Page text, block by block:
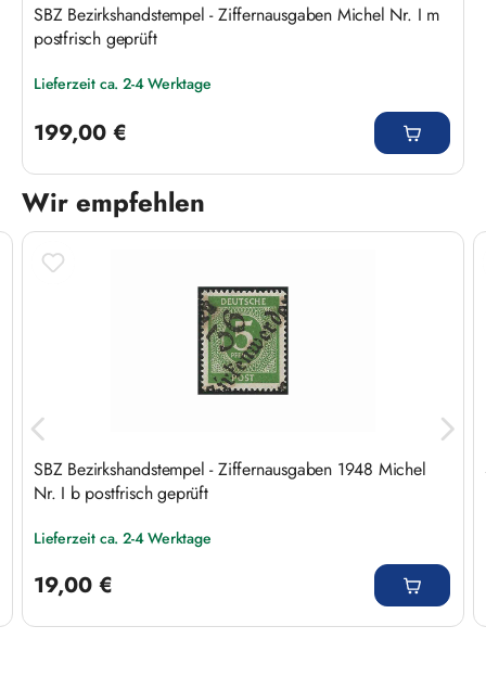
SBZ Bezirkshandstempel - Ziffernausgaben Michel Nr. I m
postfrisch geprüft
Lieferzeit ca. 2-4 Werktage
199,00 €
Wir empfehlen
Produktgalerie überspringen
SBZ Bezirkshandstempel - Ziffernausgaben 1948 Michel
Nr. I b postfrisch geprüft
Lieferzeit ca. 2-4 Werktage
19,00 €